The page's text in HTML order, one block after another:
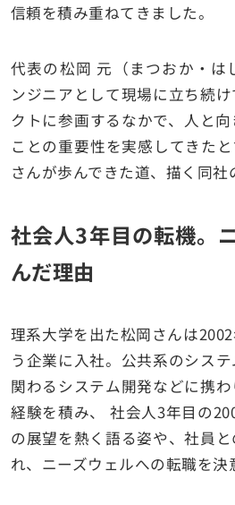
信頼を積み重ねてきました。
代表の松岡 元（まつおか・は
ンジニアとして現場に立ち続
クトに参画するなかで、人と
ことの重要性を実感してきた
さんが歩んできた道、描く同社
社会人3年目の転機。
んだ理由
理系大学を出た松岡さんは
う企業に入社。公共系のシス
関わるシステム開発などに携
経験を積み、 社会人3年目の
の展望を熱く語る姿や、社員
れ、ニーズウェルへの転職を決